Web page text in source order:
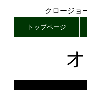
クロージョ
トップページ